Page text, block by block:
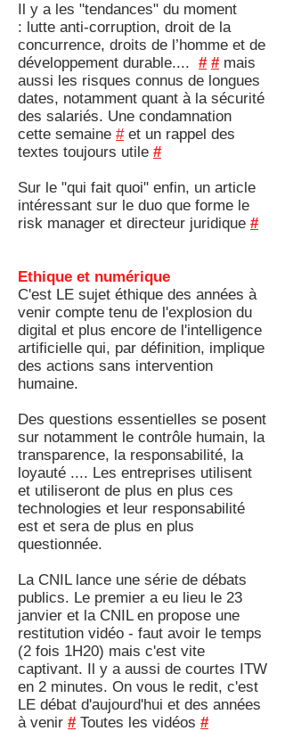
Il y a les "tendances" du moment
: lutte anti-corruption, droit de la
concurrence, droits de l’homme et de
développement durable.... # #mais
aussi les risques connus de longues
dates, notamment quant à la sécurité
des salariés. Une condamnation
cette semaine #et un rappel des
textes toujours utile #
Sur le "qui fait quoi" enfin, un article
intéressant sur le duo que forme le
risk manager et directeur juridique #
Ethique et numérique
C'est LE sujet éthique des années à
venir compte tenu de l'explosion du
digital et plus encore de l'intelligence
artificielle qui, par définition, implique
des actions sans intervention
humaine.
Des questions essentielles se posent
sur notamment le contrôle humain, la
transparence, la responsabilité, la
loyauté .... Les entreprises utilisent
et utiliseront de plus en plus ces
technologies et leur responsabilité
est et sera de plus en plus
questionnée.
La CNIL lance une série de débats
publics. Le premier a eu lieu le 23
janvier et la CNIL en propose une
restitution vidéo - faut avoir le temps
(2 fois 1H20) mais c'est vite
captivant. Il y a aussi de courtes ITW
en 2 minutes. On vous le redit, c'est
LE débat d'aujourd'hui et des années
à venir #Toutes les vidéos #